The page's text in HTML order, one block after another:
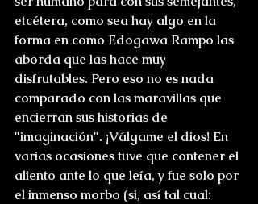
etcétera, como sea hay algo en la
forma en como Edogawa Rampo las
aborda que las hace muy
disfrutables. Pero eso no es nada
comparado con las maravillas que
encierran sus historias de
"imaginación". ¡Válgame el dios! En
varias ocasiones tuve que contener el
aliento ante lo que leía, y fue solo por
el inmenso morbo (si, así tal cual: